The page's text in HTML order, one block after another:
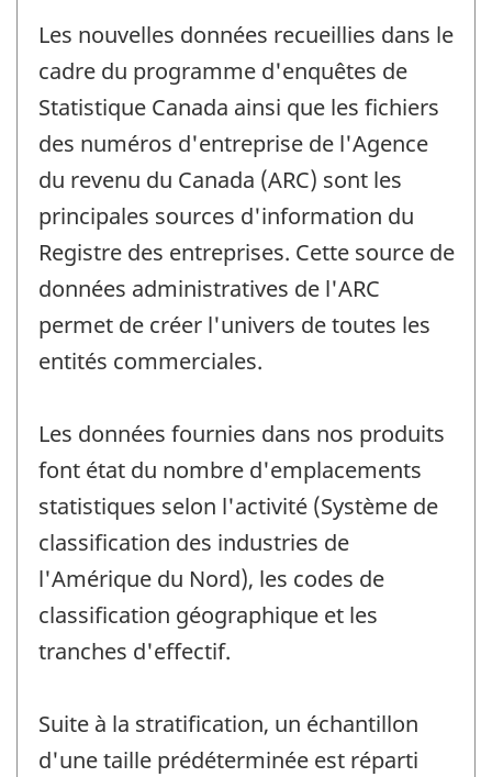
Les nouvelles données recueillies dans le
cadre du programme d'enquêtes de
Statistique Canada ainsi que les fichiers
des numéros d'entreprise de l'Agence
du revenu du Canada (ARC) sont les
principales sources d'information du
Registre des entreprises. Cette source de
données administratives de l'ARC
permet de créer l'univers de toutes les
entités commerciales.
Les données fournies dans nos produits
font état du nombre d'emplacements
statistiques selon l'activité (Système de
classification des industries de
l'Amérique du Nord), les codes de
classification géographique et les
tranches d'effectif.
Suite à la stratification, un échantillon
d'une taille prédéterminée est réparti